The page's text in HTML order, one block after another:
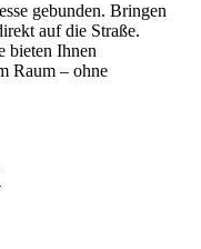
gebunden. Bringen
auf die Straße.
bieten Ihnen
Raum – ohne